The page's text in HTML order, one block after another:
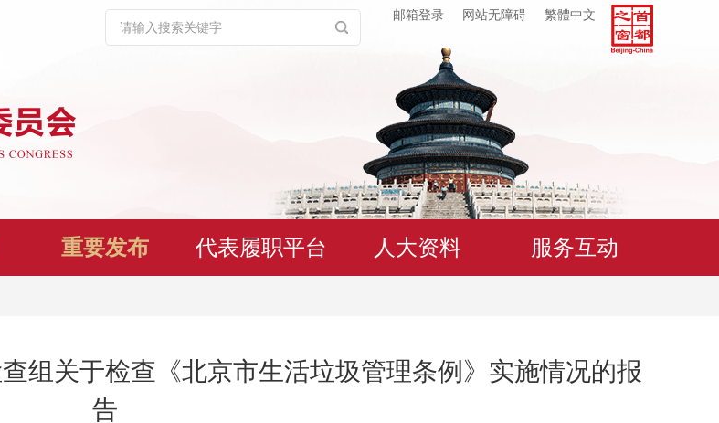
邮箱登录 网站无障碍 繁體中文
重要发布 代表履职平台 人大资料 服务互动
组关于检查《北京市生活垃圾管理条例》实施情况的报
告